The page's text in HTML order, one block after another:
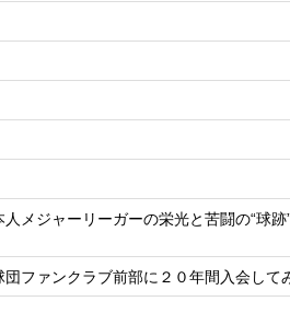
ジャーリーガーの栄光と苦闘の“球
ファンクラブ前部に２０年間入会して